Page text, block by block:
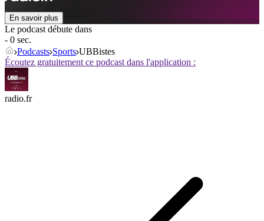
En savoir plus
Le podcast débute dans
- 0 sec.
Podcasts Sports UBBistes
Écoutez gratuitement ce podcast dans l'application :
radio.fr